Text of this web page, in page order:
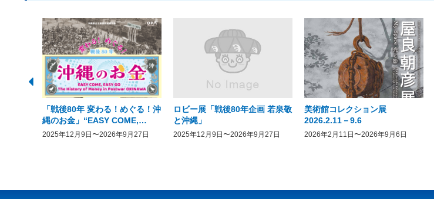
「戦後80年 変わる！めぐる！沖
縄のお金」“EASY COME,
EASY GO － The History of
2025年12月9日〜2026年9月27日
ロビー展「戦後80年企画 若泉敬
と沖縄」
2025年12月9日〜2026年9月27日
美術館コレクション展
2026.2.11－9.6
2026年2月11日〜2026年9月6日